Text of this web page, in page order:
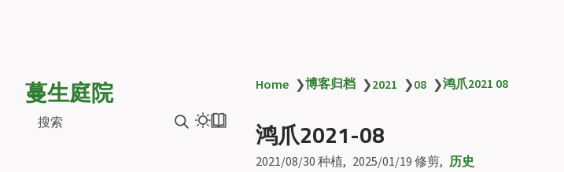
蔓生庭院
搜索
Home ❯博客归档 ❯2021 ❯08 ❯鸿爪2021 08
鸿爪2021-08
2021/08/30 种植 2025/01/19 修剪 历史